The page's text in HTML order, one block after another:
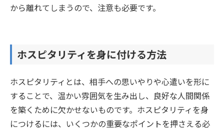
から離れてしまうので、注意も必要です。
ホスピタリティを身に付ける方法
ホスピタリティとは、相手への思いやりや心遣いを形に
することで、温かい雰囲気を生み出し、良好な人間関係
を築くために欠かせないものです。ホスピタリティを身
につけるには、いくつかの重要なポイントを押さえる必